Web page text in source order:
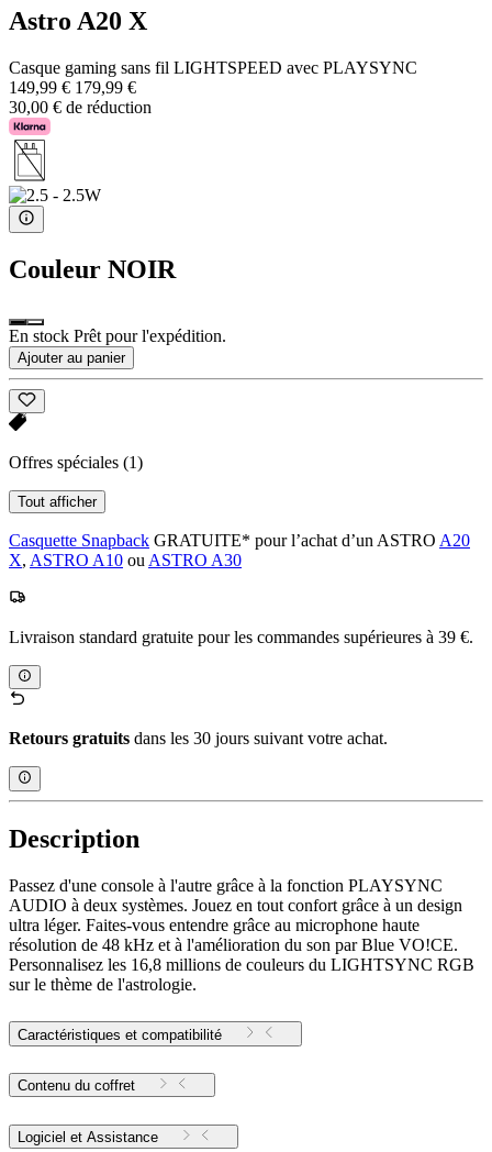
Astro A20 X
Casque gaming sans fil LIGHTSPEED avec PLAYSYNC
149,99 € 179,99 €
30,00 € de réduction
Couleur NOIR
En stock Prêt pour l'expédition.
Ajouter au panier
Offres spéciales (1)
Tout afficher
Casquette Snapback GRATUITE* pour l’achat d’un ASTRO A20
X, ASTRO A10 ou ASTRO A30
Livraison standard gratuite pour les commandes supérieures à 39 €.
Retours gratuits dans les 30 jours suivant votre achat.
Description
Passez d'une console à l'autre grâce à la fonction PLAYSYNC
AUDIO à deux systèmes. Jouez en tout confort grâce à un design
ultra léger. Faites-vous entendre grâce au microphone haute
résolution de 48 kHz et à l'amélioration du son par Blue VO!CE.
Personnalisez les 16,8 millions de couleurs du LIGHTSYNC RGB
sur le thème de l'astrologie.
Caractéristiques et compatibilité
Contenu du coffret
Logiciel et Assistance